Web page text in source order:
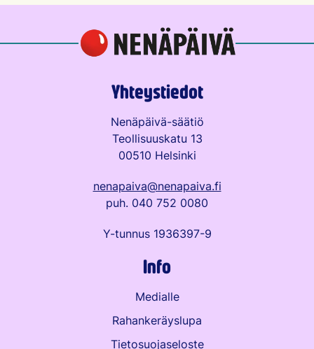
Yhteystiedot
Nenäpäivä-säätiö
Teollisuuskatu 13
00510 Helsinki
nenapaiva@nenapaiva.fi
puh. 040 752 0080
Y-tunnus 1936397-9
Info
Medialle
Rahankeräyslupa
Tietosuojaseloste